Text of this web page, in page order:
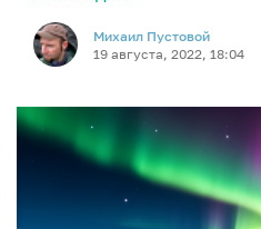
Михаил Пустовой
19 августа, 2022, 18:04